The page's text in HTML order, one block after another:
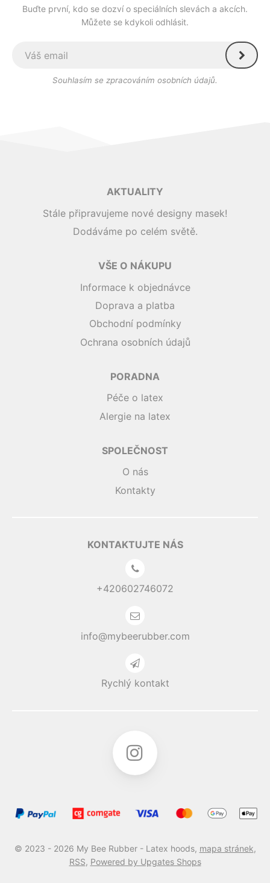
Buďte první, kdo se dozví o speciálních slevách a akcích.
Můžete se kdykoli odhlásit.
Souhlasím se zpracováním osobních údajů.
AKTUALITY
Stále připravujeme nové designy masek!
Dodáváme po celém světě.
VŠE O NÁKUPU
Informace k objednávce
Doprava a platba
Obchodní podmínky
Ochrana osobních údajů
PORADNA
Péče o latex
Alergie na latex
SPOLEČNOST
O nás
Kontakty
KONTAKTUJTE NÁS
+420602746072
info@mybeerubber.com
Rychlý kontakt
© 2023 - 2026 My Bee Rubber - Latex hoods, mapa stránek,
RSS, Powered by Upgates Shops